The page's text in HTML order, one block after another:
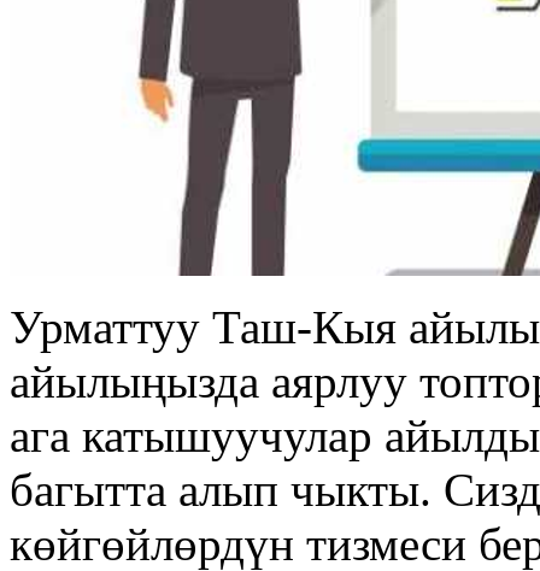
Урматтуу Таш-Кыя
айылыңызда аярлуу
ага катышуучулар
багытта алып чыкты.
көйгөйлөрдүн тизмеси